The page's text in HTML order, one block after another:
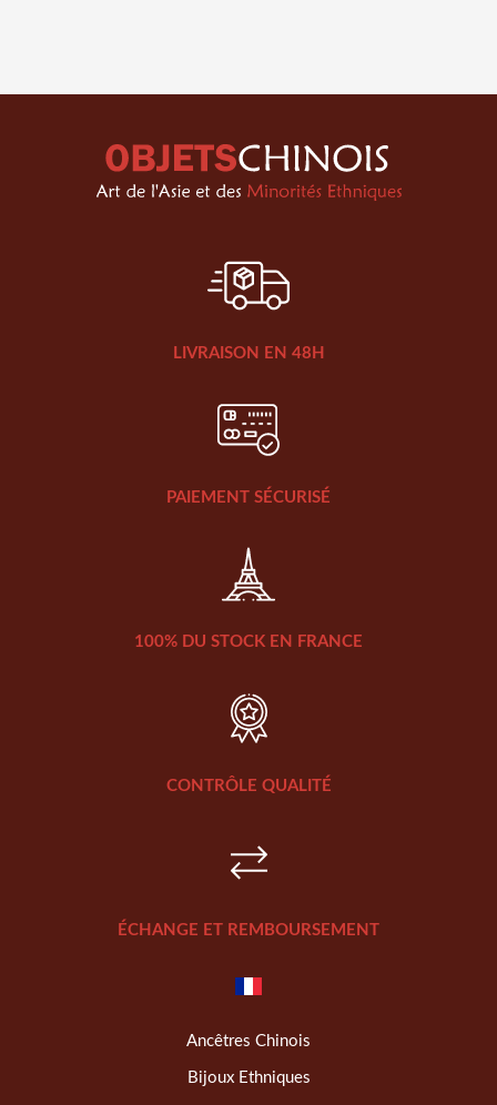
LIVRAISON EN 48H
PAIEMENT SÉCURISÉ
100% DU STOCK EN FRANCE
CONTRÔLE QUALITÉ
ÉCHANGE ET REMBOURSEMENT
Ancêtres Chinois
Bijoux Ethniques